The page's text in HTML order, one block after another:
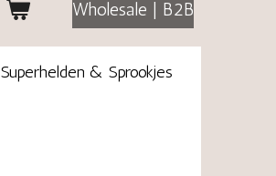
Wholesale | B2B
Superhelden & Sprookjes